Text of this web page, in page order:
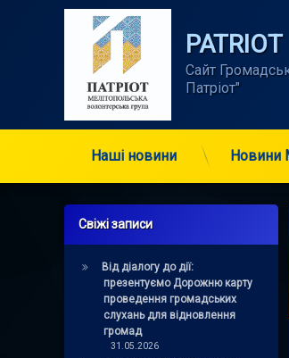
PATRIOT
Сайт
Патріот"
Наші новини Новини
Свіжі записи
Від діалогу до дії:
презентуємо Дорожню карту
проведення громадських
слухань для відновлення
громад
31.05.2026